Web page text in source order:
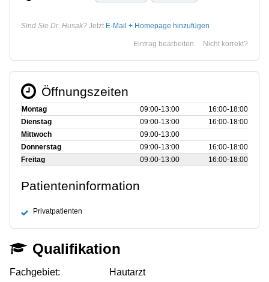
Sind Sie Dr. Husak? Jetzt E-Mail + Homepage hinzufügen
Nicht korrekt?
Eintrag bearbeiten
Öffnungszeiten
Montag 09:00‑13:00
16:00‑18:00
Dienstag
09:00‑13:00
16:00‑18:00
Mittwoch
09:00‑13:00
Donnerstag
09:00‑13:00
16:00‑18:00
Freitag
09:00‑13:00 16:00‑18:00
Patienteninformation
Privatpatienten
Qualifikation
Fachgebiet:
Hautarzt